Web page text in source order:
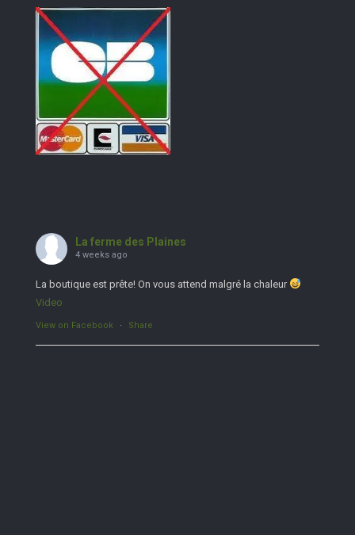
La ferme des Plaines
4 weeks ago
La boutique est prête! On vous attend malgré la chaleur
Video
View on Facebook · Share